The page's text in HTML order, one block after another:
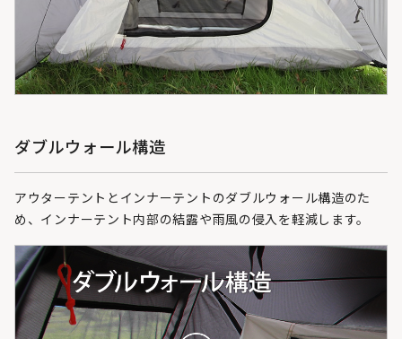
ダブルウォール構造
アウターテントとインナーテントのダブルウォール構造のた
め、インナーテント内部の結露や雨風の侵入を軽減します。